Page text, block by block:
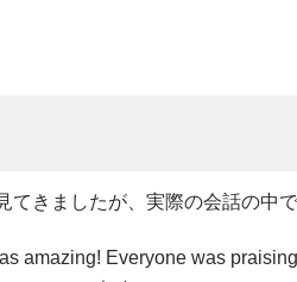
てきましたが、実際の会話の中
amazing! Everyone was